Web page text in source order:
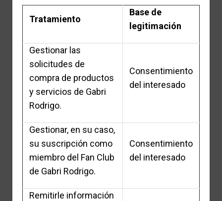
Tratamiento
Base de
legitimación
Gestionar las
solicitudes de
compra de productos
y servicios de Gabri
Rodrigo.
Consentimiento
del interesado
Gestionar, en su caso,
su suscripción como
miembro del Fan Club
de Gabri Rodrigo.
Consentimiento
del interesado
Remitirle información